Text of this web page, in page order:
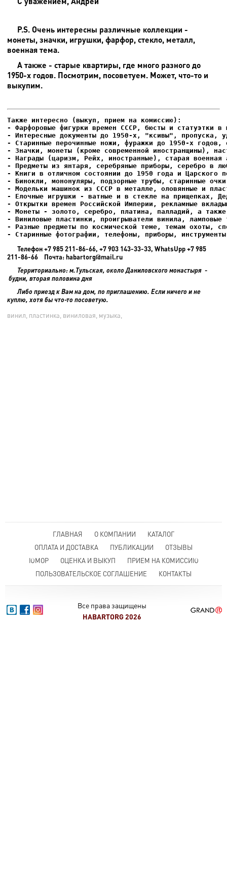
P.S. Очень интересны различные коллекции -
монеты, значки, игрушки, фарфор, стекло, металл,
военная тема.
А также - старые квартиры, где много разного до
1950-х годов. Посмотрим, посоветуем. Может, что-то и
выкупим.
- Фарфоровые фигурки времен СССР, бюсты и статуэтки в
- Интересные документы до 1950-х, "ксивы", пропуска,
- Елочные игрушки - ватные и в стекле на прищепках,
- Старинные фотографии, телефоны, приборы,
Телефон +7 985 211-86-66, +7 903 143-33-33, WhatsUpp +7 985
211-86-66 Почта: habartorg@mail.ru
Территориально: м.Тульская, около Даниловского монастыря -
будни, вторая половина дня
Либо приезд к Вам на дом, по приглашению. Если ничего и не
куплю, хотя бы что-то посоветую.
винил, пластинка, виниловая, музыка,
ГЛАВНАЯ О КОМПАНИИ
КАТАЛОГ
ОПЛАТА И ДОСТАВКА
ПУБЛИКАЦИИ
ОТЗЫВЫ
ЮМОР
ОЦЕНКА И ВЫКУП
ПРИЕМ НА КОМИССИЮ
ПОЛЬЗОВАТЕЛЬСКОЕ СОГЛАШЕНИЕ
КОНТАКТЫ
Все права защищены
HABARTORG 2026